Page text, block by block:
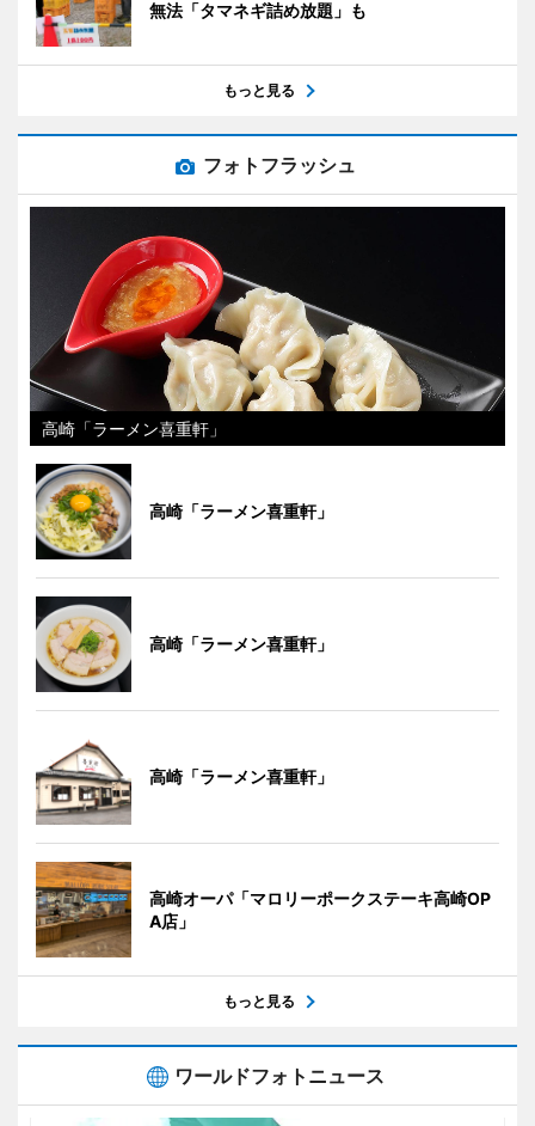
無法「タマネギ詰め放題」も
もっと見る
フォトフラッシュ
高崎「ラーメン喜重軒」
高崎「ラーメン喜重軒」
高崎「ラーメン喜重軒」
高崎「ラーメン喜重軒」
高崎オーパ「マロリーポークステーキ高崎OP
A店」
もっと見る
ワールドフォトニュース